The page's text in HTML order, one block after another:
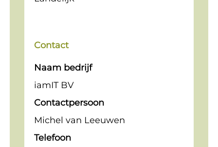
Contact
Naam bedrijf
iamIT BV
Contactpersoon
Michel van Leeuwen
Telefoon